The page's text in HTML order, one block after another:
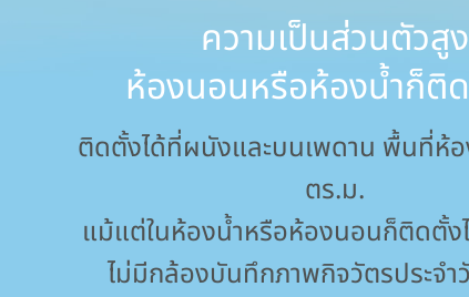
ความเป็นส่วนตัวสูง
ห้องนอนหรือห้องน้ำก็ติ
ติดตั้งได้ที่ผนังและบนเพดาน พื้นที่ห้
ตร.ม.
แม้แต่ในห้องน้ำหรือห้องนอนก็ติดตั้
ไม่มีกล้องบันทึกภาพกิจวัตรประจำ